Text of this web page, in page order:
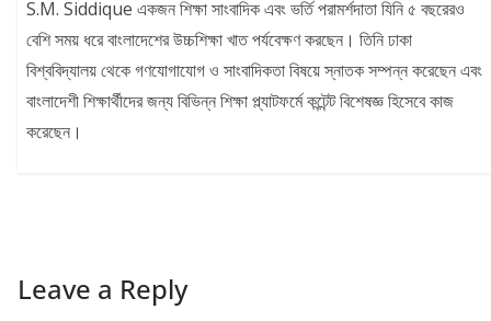
S.M. Siddique একজন শিক্ষা সাংবাদিক এবং ভর্তি পরামর্শদাতা যিনি ৫ বছরেরও
বেশি সময় ধরে বাংলাদেশের উচ্চশিক্ষা খাত পর্যবেক্ষণ করছেন। তিনি ঢাকা
বিশ্ববিদ্যালয় থেকে গণযোগাযোগ ও সাংবাদিকতা বিষয়ে স্নাতক সম্পন্ন করেছেন এবং
বাংলাদেশী শিক্ষার্থীদের জন্য বিভিন্ন শিক্ষা প্ল্যাটফর্মে কন্টেন্ট বিশেষজ্ঞ হিসেবে কাজ
করেছেন।
Leave a Reply